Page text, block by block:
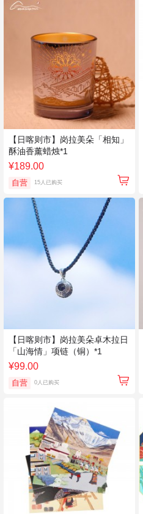
【日喀则市】岗拉美朵「相知」
酥油香薰蜡烛*1
¥189.00
自营 15人已购买
【日喀则市】岗拉美朵卓木拉日
「山海情」项链（铜）*1
¥99.00
自营 0人已购买